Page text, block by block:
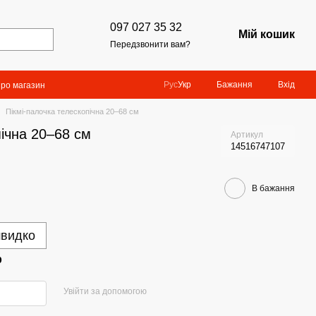
097 027 35 32
Передзвонити вам?
Мій кошик
магазин РусУкр Бажання Вхід
Пікмі-палочка телескопічна 20–68 см
20–68 см Артикул
14516747107
В бажання
Увійти за допомогою